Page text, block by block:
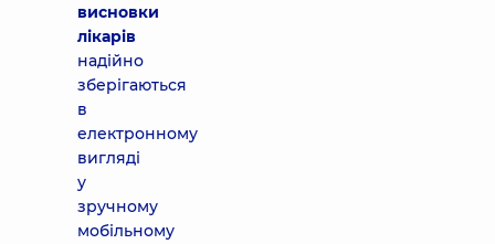
висновки
лікарів
надійно
зберігаються
в
електронному
вигляді
у
зручному
мобільному